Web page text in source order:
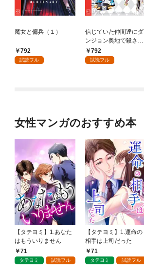
魔女と傭兵（１）
792
試読フル
信じていた仲間達にダ
ンジョン奥地で殺され
かけたがギフト『無限
ガチャ』でレベル９９
792
試読フル
女性マンガのおすすめ本
【タテヨミ】1.あなた
はもういりません
71
タテヨミ 試読フル
【タテヨミ】1.運命の
相手は上司だった
71
タテヨミ 試読フル